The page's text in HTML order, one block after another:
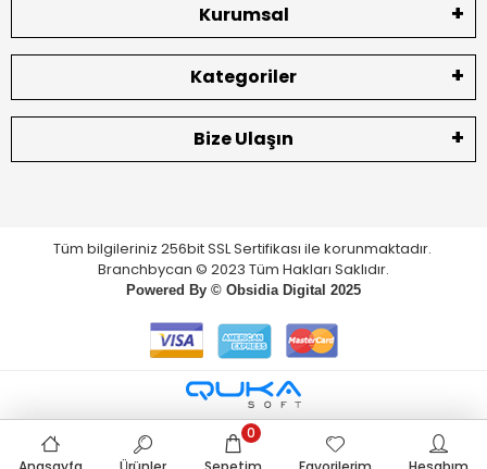
Kurumsal
Kategoriler
Bize Ulaşın
Tüm bilgileriniz 256bit SSL Sertifikası ile korunmaktadır.
Branchbycan © 2023 Tüm Hakları Saklıdır.
Powered By © Obsidia Digital 2025
0